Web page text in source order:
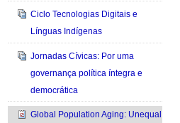
Ciclo Tecnologias Digitais e
Línguas Indígenas
Jornadas Cívicas: Por uma
governança política íntegra e
democrática
Global Population Aging: Unequal